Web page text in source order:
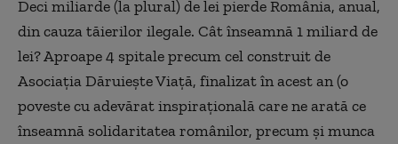
Deci miliarde (la plural) de lei pierde România, anual,
din cauza tăierilor ilegale. Cât înseamnă 1 miliard de
lei? Aproape 4 spitale precum cel construit de
Asociația Dăruiește Viață, finalizat în acest an (o
poveste cu adevărat inspirațională care ne arată ce
înseamnă solidaritatea românilor, precum și munca